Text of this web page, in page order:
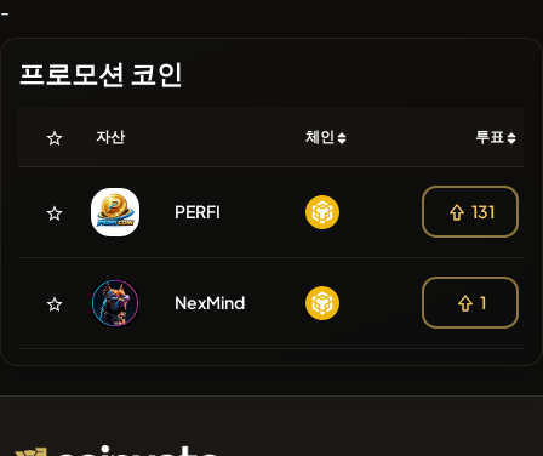
-
프로모션 코인
자산 체인 투표
PERFI 131
NexMind 1